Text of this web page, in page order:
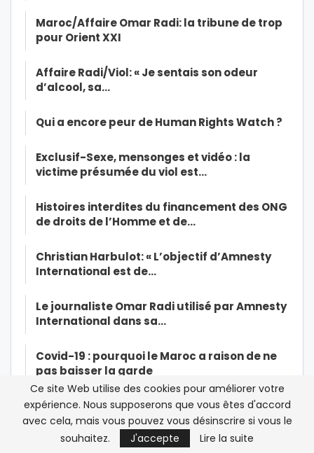
Maroc/Affaire Omar Radi: la tribune de trop
pour Orient XXI
Affaire Radi/Viol: « Je sentais son odeur
d’alcool, sa…
Qui a encore peur de Human Rights Watch ?
Exclusif-Sexe, mensonges et vidéo : la
victime présumée du viol est…
Histoires interdites du financement des ONG
de droits de l’Homme et de…
Christian Harbulot: « L’objectif d’Amnesty
International est de…
Le journaliste Omar Radi utilisé par Amnesty
International dans sa…
Covid-19 : pourquoi le Maroc a raison de ne
pas baisser la garde
Soutien médical du Maroc en Afrique : de la
parole aux actes
Ce site Web utilise des cookies pour améliorer votre
expérience. Nous supposerons que vous êtes d'accord
avec cela, mais vous pouvez vous désinscrire si vous le
souhaitez.
J'accepte Lire la suite